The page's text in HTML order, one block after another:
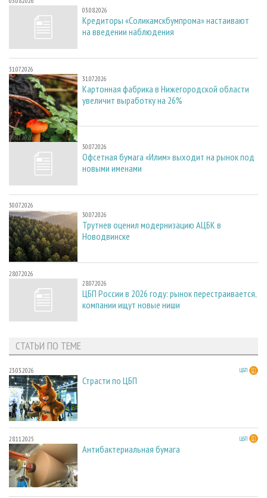
03.08.2026
Кредиторы «Соликамскбумпрома» настаивают
на введении наблюдения
31.07.2026
31.07.2026
Картонная фабрика в Нижегородской области
увеличит выработку на 26%
30.07.2026
30.07.2026
Офсетная бумага «Илим» выходит на рынок под
новыми именами
30.07.2026
30.07.2026
Трутнев оценил модернизацию АЦБК в
Новодвинске
28.07.2026
28.07.2026
ЦБП России в 2026 году: рынок перестраивается,
компании ищут новые ниши
СТАТЬИ ПО ТЕМЕ
23.03.2026 ЦБП
Страсти по ЦБП
28.11.2025 ЦБП
Антибактериальная бумага